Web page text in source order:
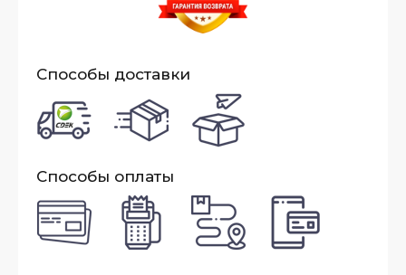
Способы доставки
Способы оплаты